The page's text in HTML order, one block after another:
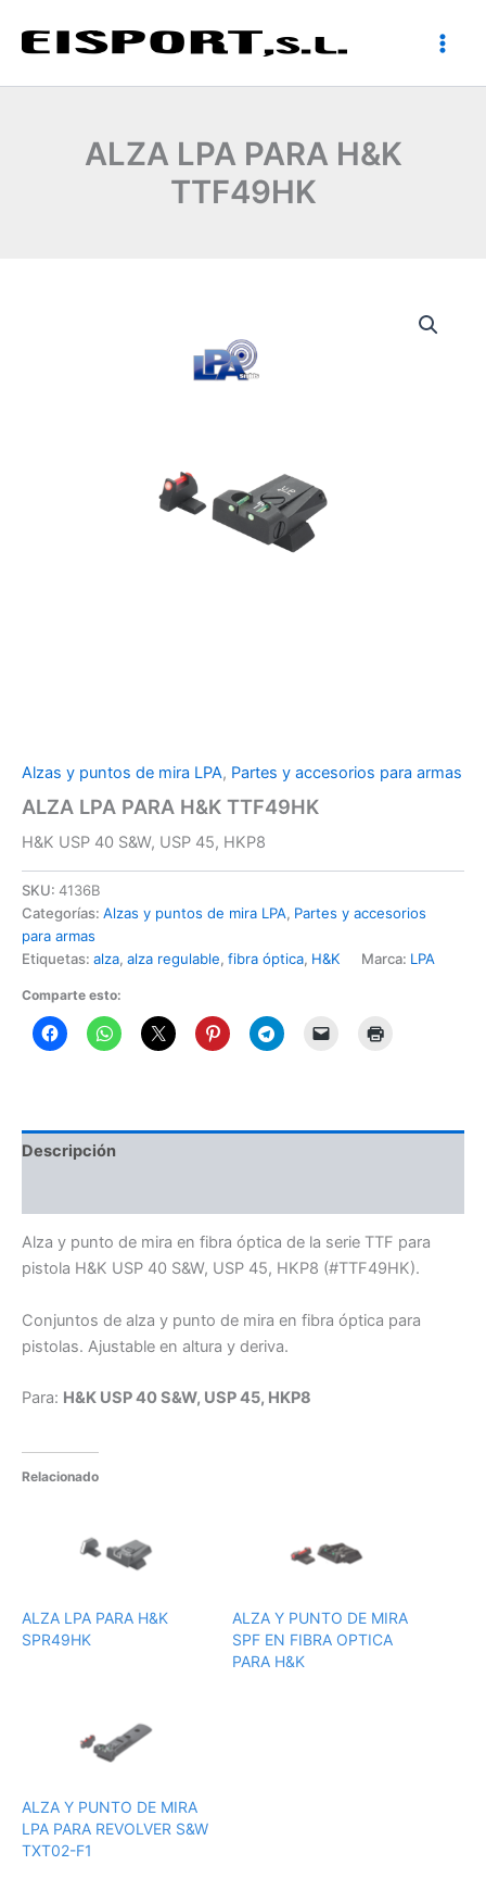
ALZA LPA PARA H&K
TTF49HK
Alzas y puntos de mira LPA, Partes y accesorios para armas
ALZA LPA PARA H&K TTF49HK
H&K USP 40 S&W, USP 45, HKP8
SKU: 4136B
Categorías: Alzas y puntos de mira LPA, Partes y accesorios
para armas
Etiquetas: alza, alza regulable, fibra óptica, H&K Marca: LPA
Comparte esto:
Descripción
Alza y punto de mira en fibra óptica de la serie TTF para
pistola H&K USP 40 S&W, USP 45, HKP8 (#TTF49HK).
Conjuntos de alza y punto de mira en fibra óptica para
pistolas. Ajustable en altura y deriva.
Para: H&K USP 40 S&W, USP 45, HKP8
Relacionado
ALZA LPA PARA H&K
SPR49HK
ALZA Y PUNTO DE MIRA
SPF EN FIBRA OPTICA
PARA H&K
ALZA Y PUNTO DE MIRA
LPA PARA REVOLVER S&W
TXT02-F1